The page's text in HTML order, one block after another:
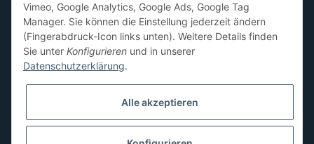
071-5355993
service@beamerlampe24.ch
Sicher Einkaufen
Vimeo, Google Analytics, Google Ads, Google Tag
Manager. Sie können die Einstellung jederzeit ändern
(Fingerabdruck-Icon links unten). Weitere Details finden
Sie unter Konfigurieren und in unserer
Datenschutzerklärung.
Alle akzeptieren